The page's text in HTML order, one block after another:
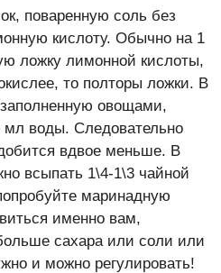
поваренную соль без
кислоту. Обычно на 1
ложку лимонной кислоты,
то полторы ложки. В
овощами,
мл воды. Следовательно
вдвое меньше. В
всыпать 1\4-1\3 чайной
маринадную
именно вам,
сахара или соли или
и можно регулировать!